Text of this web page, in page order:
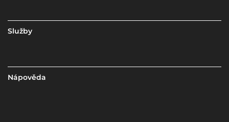
Služby
Nápověda